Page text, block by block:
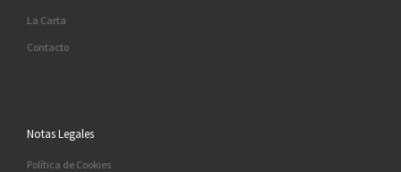
La Carta
Contacto
Notas Legales
Política de Cookies